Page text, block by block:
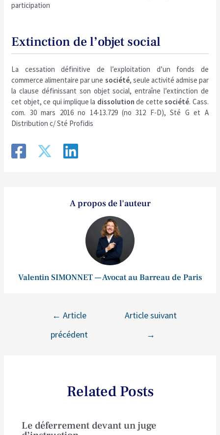
participation
Extinction de l’objet social
La cessation définitive de l’exploitation d’un fonds de
commerce alimentaire par une société, seule activité admise par
la clause définissant son objet social, entraîne l’extinction de
cet objet, ce qui implique la dissolution de cettesociété. Cass.
com. 30 mars 2016 no 14-13.729 (no 312 F-D), Sté G et A
Distribution c/ Sté Profidis
A propos de l'auteur
Valentin SIMONNET — Avocat au Barreau de Paris
← Article
précédent
Article suivant
→
Related Posts
Le déferrement devant un juge